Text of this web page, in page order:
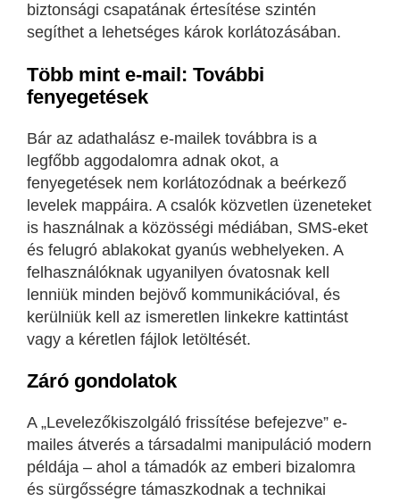
biztonsági csapatának értesítése szintén
segíthet a lehetséges károk korlátozásában.
Több mint e-mail: További
fenyegetések
Bár az adathalász e-mailek továbbra is a
legfőbb aggodalomra adnak okot, a
fenyegetések nem korlátozódnak a beérkező
levelek mappáira. A csalók közvetlen üzeneteket
is használnak a közösségi médiában, SMS-eket
és felugró ablakokat gyanús webhelyeken. A
felhasználóknak ugyanilyen óvatosnak kell
lenniük minden bejövő kommunikációval, és
kerülniük kell az ismeretlen linkekre kattintást
vagy a kéretlen fájlok letöltését.
Záró gondolatok
A „Levelezőkiszolgáló frissítése befejezve” e-
mailes átverés a társadalmi manipuláció modern
példája – ahol a támadók az emberi bizalomra
és sürgősségre támaszkodnak a technikai